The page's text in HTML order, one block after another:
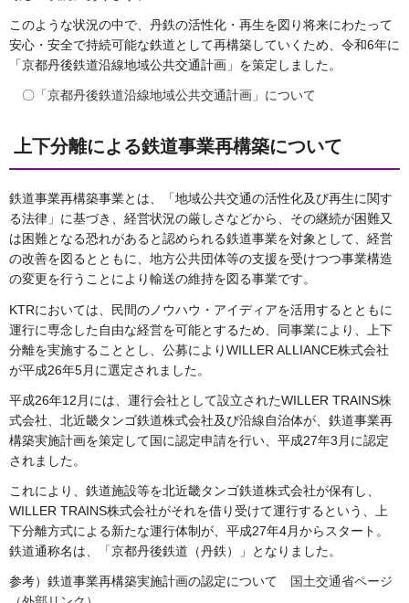
このような状況の中で、丹鉄の活性化・再生を図り将来にわたって
安心・安全で持続可能な鉄道として再構築していくため、令和6年に
「京都丹後鉄道沿線地域公共交通計画」を策定しました。
〇 「京都丹後鉄道沿線地域公共交通計画」について
上下分離による鉄道事業再構築について
鉄道事業再構築事業とは、「地域公共交通の活性化及び再生に関す
る法律」に基づき、経営状況の厳しさなどから、その継続が困難又
は困難となる恐れがあると認められる鉄道事業を対象として、経営
の改善を図るとともに、地方公共団体等の支援を受けつつ事業構造
の変更を行うことにより輸送の維持を図る事業です。
KTRにおいては、民間のノウハウ・アイディアを活用するとともに
運行に専念した自由な経営を可能とするため、同事業により、上下
分離を実施することとし、公募によりWILLER ALLIANCE株式会社
が平成26年5月に選定されました。
平成26年12月には、運行会社として設立されたWILLER TRAINS株
式会社、北近畿タンゴ鉄道株式会社及び沿線自治体が、鉄道事業再
構築実施計画を策定して国に認定申請を行い、平成27年3月に認定
されました。
これにより、鉄道施設等を北近畿タンゴ鉄道株式会社が保有し、
WILLER TRAINS株式会社がそれを借り受けて運行するという、上
下分離方式による新たな運行体制が、平成27年4月からスタート。
鉄道通称名は、「京都丹後鉄道（丹鉄）」となりました。
参考）鉄道事業再構築実施計画の認定について
国土交通省ページ